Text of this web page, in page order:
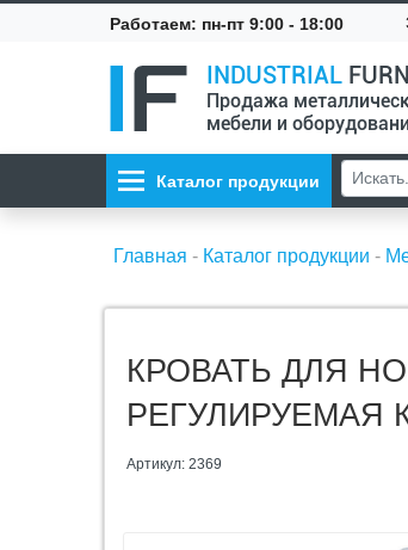
Работаем: пн-пт 9:00 - 18:00
INDUSTRIAL
Продажа
мебели и
Каталог продукции
Главная - Каталог продукции -
КРОВАТЬ ДЛЯ
РЕГУЛИРУЕМАЯ
Артикул: 2369